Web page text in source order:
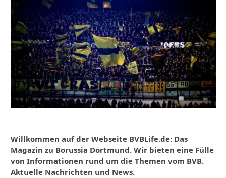
Willkommen auf der Webseite BVBLife.de: Das
Magazin zu Borussia Dortmund. Wir bieten eine Fülle
von Informationen rund um die Themen vom BVB.
Aktuelle Nachrichten und News.